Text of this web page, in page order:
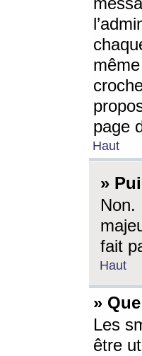
page
Haut
»
Non.
fait
Haut
»
Les
être